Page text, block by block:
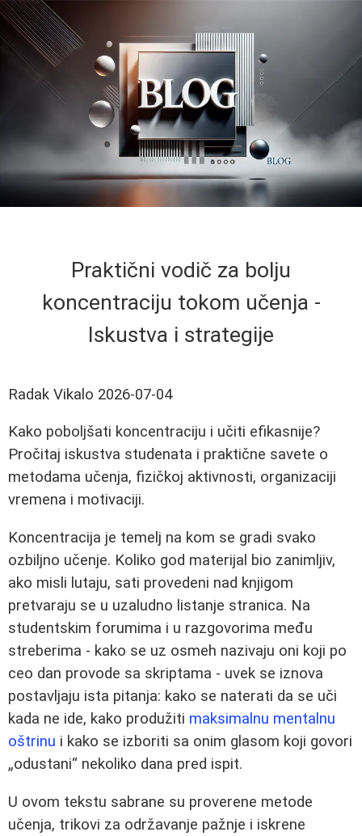
Praktični vodič za bolju
koncentraciju tokom učenja -
Iskustva i strategije
Radak Vikalo 2026-07-04
Kako poboljšati koncentraciju i učiti efikasnije?
Pročitaj iskustva studenata i praktične savete o
metodama učenja, fizičkoj aktivnosti, organizaciji
vremena i motivaciji.
Koncentracija je temelj na kom se gradi svako
ozbiljno učenje. Koliko god materijal bio zanimljiv,
ako misli lutaju, sati provedeni nad knjigom
pretvaraju se u uzaludno listanje stranica. Na
studentskim forumima i u razgovorima među
streberima - kako se uz osmeh nazivaju oni koji po
ceo dan provode sa skriptama - uvek se iznova
postavljaju ista pitanja: kako se naterati da se uči
kada ne ide, kako produžiti maksimalnu mentalnu
oštrinu i kako se izboriti sa onim glasom koji govori
„odustani“ nekoliko dana pred ispit.
U ovom tekstu sabrane su proverene metode
učenja, trikovi za održavanje pažnje i iskrene